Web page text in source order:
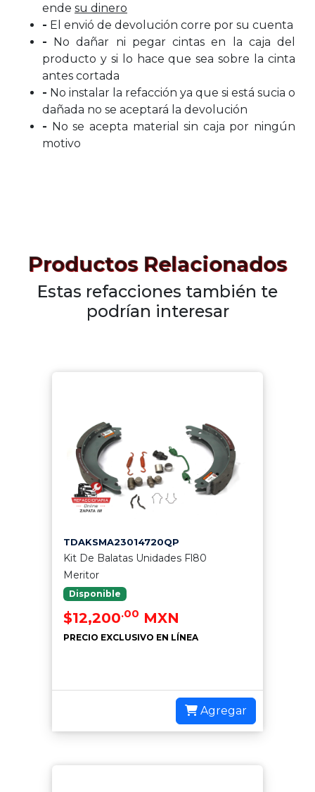
ende su dinero
- El envió de devolución corre por su cuenta
- No dañar ni pegar cintas en la caja del
producto y si lo hace que sea sobre la cinta
antes cortada
- No instalar la refacción ya que si está sucia o
dañada no se aceptará la devolución
- No se acepta material sin caja por ningún
motivo
Productos Relacionados
Estas refacciones también te
podrían interesar
TDAKSMA23014720QP
Kit De Balatas Unidades Fl80
Meritor
Disponible
$12,200.00 MXN
PRECIO EXCLUSIVO EN LÍNEA
Agregar